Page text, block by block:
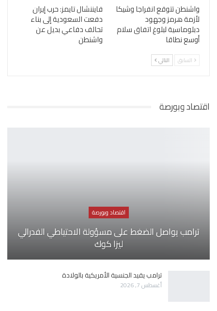
واشنطن تتوقع انفراجا وشيكا
لأزمة هرمز وجهود
دبلوماسية لبلوغ اتفاق سلام
أوسع نطاقا
فايننشال تايمز: حرب إيران
دفعت السعودية إلى بناء
تحالف دفاعي بديل عن
واشنطن
السابق التالي
اقتصاد وبورصة
اقتصاد وبورصة
ترامب يواصل الضغط على مسؤولة الاحتياطي الفدرالي
ليزا كوك
ترامب يقيد الجنسية الأمريكية بالولادة
أغسطس 7, 2026